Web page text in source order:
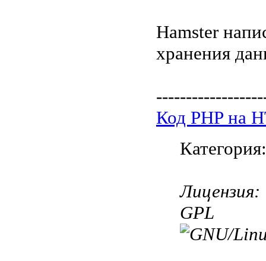
Hamster
хранения
Код PHP на
Лицензия:
GPL